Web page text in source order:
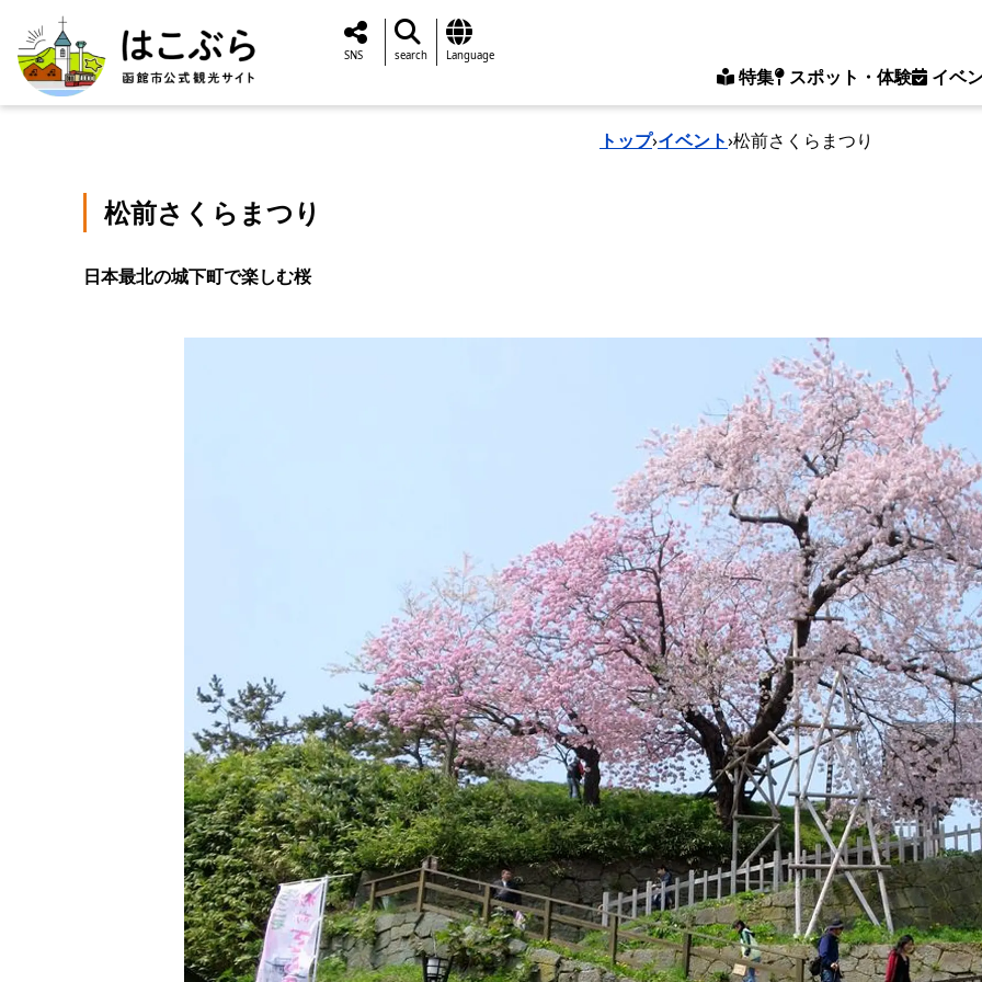
特集 スポット・体験 イベ
SNS search Language
トップ›イベント›松前さくらまつり
松前さくらまつり
日本最北の城下町で楽しむ桜